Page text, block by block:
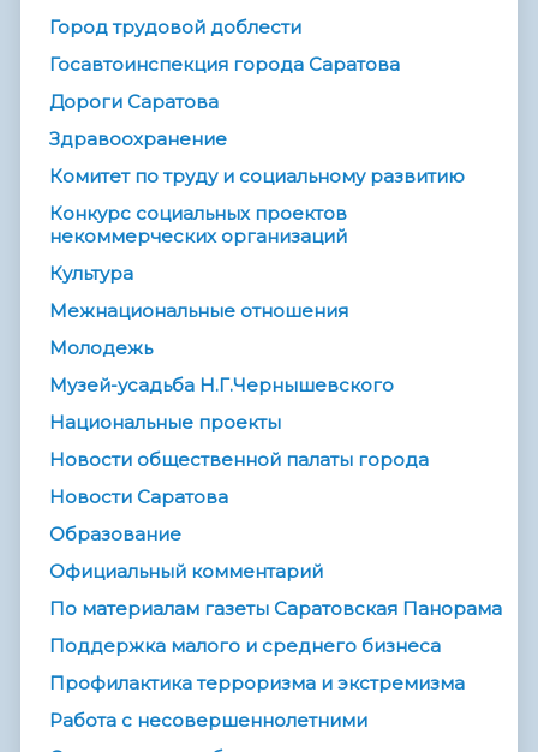
Город трудовой доблести
Госавтоинспекция города Саратова
Дороги Саратова
Здравоохранение
Комитет по труду и социальному развитию
Конкурс социальных проектов
некоммерческих организаций
Культура
Межнациональные отношения
Молодежь
Музей-усадьба Н.Г.Чернышевского
Национальные проекты
Новости общественной палаты города
Новости Саратова
Образование
Официальный комментарий
По материалам газеты Саратовская Панорама
Поддержка малого и среднего бизнеса
Профилактика терроризма и экстремизма
Работа с несовершеннолетними